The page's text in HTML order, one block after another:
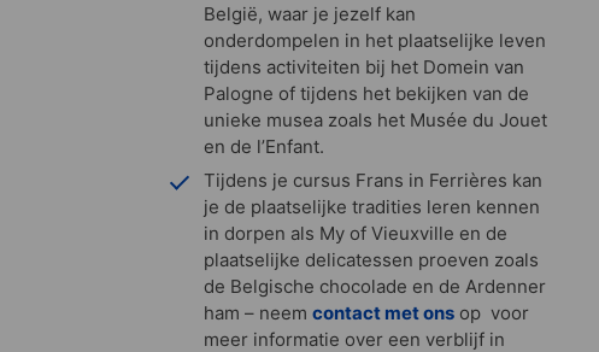
België, waar je jezelf kan
onderdompelen in het plaatselijke leven
tijdens activiteiten bij het Domein van
Palogne of tijdens het bekijken van de
unieke musea zoals het Musée du Jouet
en de l’Enfant.
Tijdens je cursus Frans in Ferrières kan
je de plaatselijke tradities leren kennen
in dorpen als My of Vieuxville en de
plaatselijke delicatessen proeven zoals
de Belgische chocolade en de Ardenner
ham – neem contact met ons op voor
meer informatie over een verblijf in